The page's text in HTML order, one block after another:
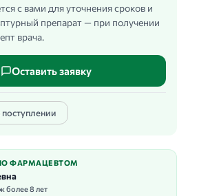
с вами для уточнения сроков и
препарат — при получении
врача.
Оставить заявку
ФАРМАЦЕВТОМ
более 8 лет